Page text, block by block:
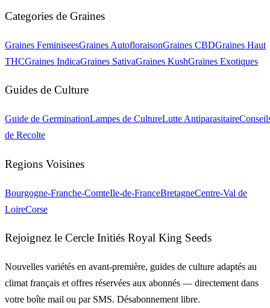
Categories de Graines
Graines FeminiseesGraines AutofloraisonGraines CBDGraines Haut
THCGraines IndicaGraines SativaGraines KushGraines Exotiques
Guides de Culture
Guide de GerminationLampes de CultureLutte Antiparasitaire
de Recolte
Regions Voisines
Bourgogne-Franche-ComteIle-de-FranceBretagneCentre-Val de
LoireCorse
Rejoignez le Cercle Initiés Royal King Seeds
Nouvelles variétés en avant-première, guides de culture adaptés au
climat français et offres réservées aux abonnés — directement dans
votre boîte mail ou par SMS. Désabonnement libre.